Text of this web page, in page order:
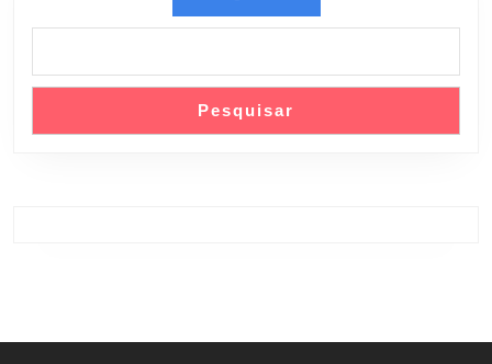
Pesquisar